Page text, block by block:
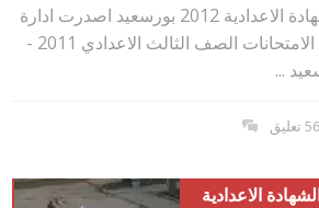
جدول امتحانات الشهادة الاعدادية 2012 بورسعيد اصدرت ادارة
شئون الطلبة جدول الامتحانات الصف الثالث الاعدادي 2011 -
56 تعليق
الاعدادية